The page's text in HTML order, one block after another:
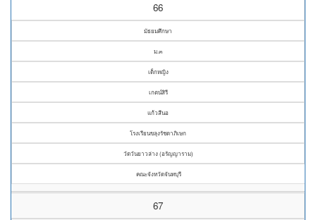
66
มัธยมศึกษา
ม.๓
เด็กหญิง
เกตน์สิรี
แก้วสีนอ
โรงเรียนขลุงรัชดาภิเษก
วัดวันยาวล่าง (อรัญญาราม)
คณะจังหวัดจันทบุรี
67